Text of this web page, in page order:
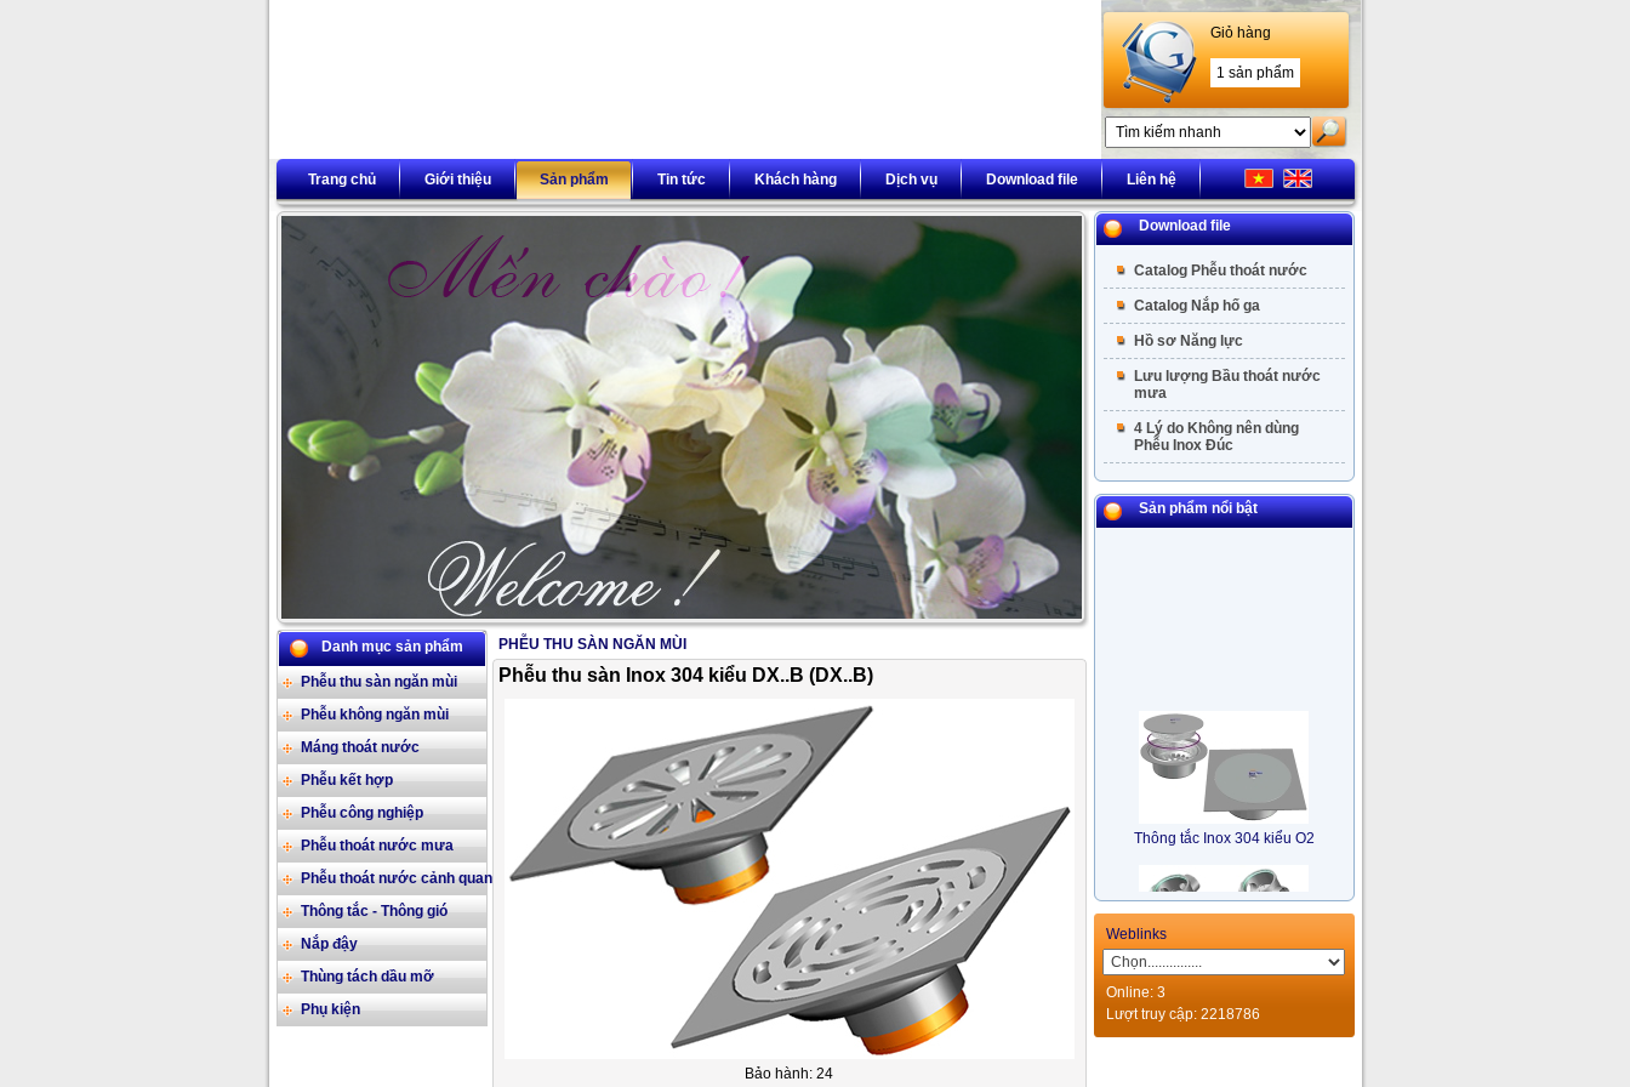
Giỏ hàng
1 sản phẩm
Trang chủ Giới thiệu Sản phẩm Tin tức Khách hàng Dịch vụ Download file Liên hệ
2/17
Danh mục sản phẩm
Phễu thu sàn ngăn mùi
Phễu không ngăn mùi
Máng thoát nước
Phễu kết hợp
Phễu công nghiệp
Phễu thoát nước mưa
Phễu thoát nước cảnh quan
Thông tắc - Thông gió
Nắp đậy
Thùng tách dầu mỡ
Phụ kiện
PHỄU THU SÀN NGĂN MÙI
Phễu thu sàn Inox 304 kiểu DX..B (DX..B)
Bảo hành: 24
Download file
Catalog Phễu thoát nước
Catalog Nắp hố ga
Hồ sơ Năng lực
Lưu lượng Bầu thoát nước
mưa
4 Lý do Không nên dùng
Phễu Inox Đúc
Sản phẩm nổi bật
Thông tắc Inox 304 kiểu O2
Weblinks
Online: 3
Lượt truy cập: 2218786